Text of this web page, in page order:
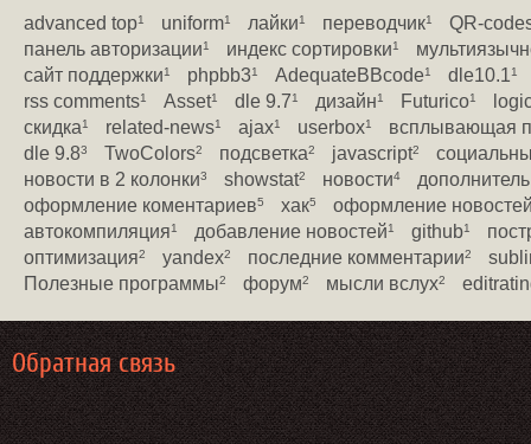
advanced top1 uniform1 лайки1 переводчик1
QR-
панель авторизации1 индекс сортировки1
сайт поддержки1 phpbb31 AdequateBBcode1 dle10.11
rss comments1 Asset1 dle 9.71 дизайн1 Futurico1
скидка1 related-news1 ajax1 userbox1
всплывающая
dle 9.83 TwoColors2 подсветка2 javascript2
новости в 2 колонки3 showstat2 новости4
оформление коментариев5 хак5
оформление
автокомпиляция1 добавление новостей1 github1
оптимизация2 yandex2 последние комментарии2
Полезные программы2 форум2 мысли вслух2
Обратная связь